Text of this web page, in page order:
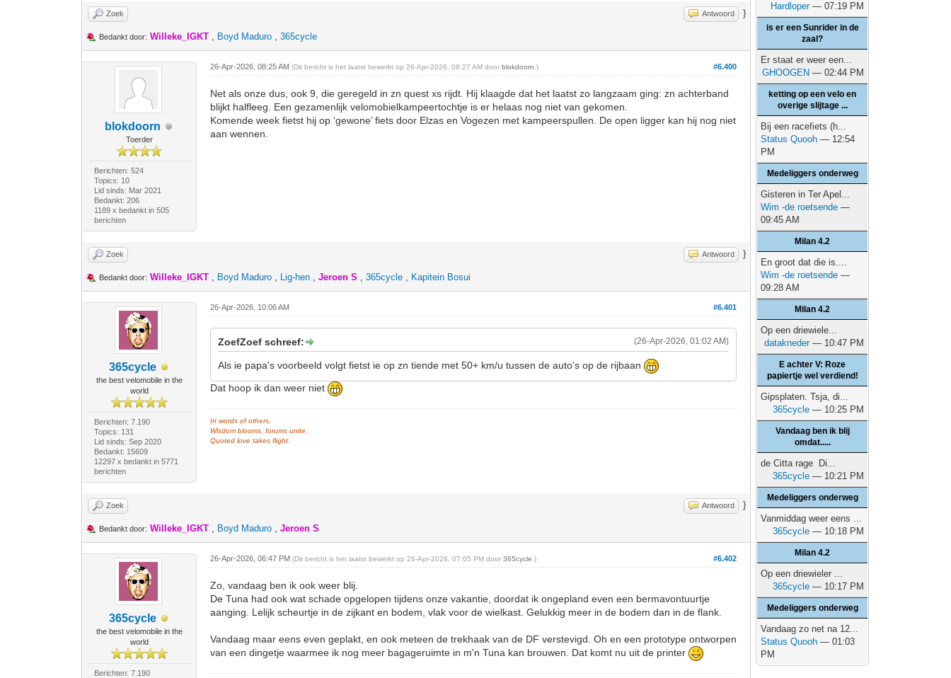
Zoek Antwoord }
Bedankt door: Willeke_IGKT , Boyd Maduro ,365cycle
blokdoorn
Toerder
Berichten: 524
Topics: 10
Lid sinds: Mar 2021
Bedankt: 206
1189 x bedankt in 505
berichten
#6.400
26-Apr-2026, 08:25 AM(Dit bericht is het laatst bewerkt op 26-Apr-2026, 08:27 AM doorblokdoorn .)
Net als onze dus, ook 9, die geregeld in zn quest xs rijdt. Hij klaagde dat het laatst zo langzaam ging: zn achterband
blijkt halfleeg. Een gezamenlijk velomobielkampeertochtje is er helaas nog niet van gekomen.
Komende week fietst hij op ‘gewone’ fiets door Elzas en Vogezen met kampeerspullen. De open ligger kan hij nog niet
aan wennen.
Zoek Antwoord }
Bedankt door: Willeke_IGKT , Boyd Maduro , Lig-hen ,Jeroen S ,365cycle , Kapitein Bosui
365cycle
the best velomobile in the
world
Berichten: 7.190
Topics: 131
Lid sinds: Sep 2020
Bedankt: 15609
12297 x bedankt in 5771
berichten
#6.401
26-Apr-2026, 10:06 AM
(26-Apr-2026, 01:02 AM)
ZoefZoef schreef:
Als ie papa's voorbeeld volgt fietst ie op zn tiende met 50+ km/u tussen de auto's op de rijbaan
Dat hoop ik dan weer niet
In words of others,
Wisdom blooms, forums unite,
Quoted love takes flight.
Zoek Antwoord }
Bedankt door: Willeke_IGKT , Boyd Maduro ,Jeroen S
365cycle
the best velomobile in the
world
Berichten: 7.190
#6.402
26-Apr-2026, 06:47 PM(Dit bericht is het laatst bewerkt op 26-Apr-2026, 07:05 PM door365cycle .)
Zo, vandaag ben ik ook weer blij.
De Tuna had ook wat schade opgelopen tijdens onze vakantie, doordat ik ongepland even een bermavontuurtje
aanging. Lelijk scheurtje in de zijkant en bodem, vlak voor de wielkast. Gelukkig meer in de bodem dan in de flank.
Vandaag maar eens even geplakt, en ook meteen de trekhaak van de DF verstevigd. Oh en een prototype ontworpen
van een dingetje waarmee ik nog meer bagageruimte in m'n Tuna kan brouwen. Dat komt nu uit de printer
Hardloper— 07:19 PM
is er een Sunrider in de
zaal?
Er staat er weer een...
GHOOGEN — 02:44 PM
ketting op een velo en
overige slijtage ...
Bij een racefiets (h...
Status Quooh — 12:54
PM
Medeliggers onderweg
Gisteren in Ter Apel...
Wim -de roetsende —
09:45 AM
Milan 4.2
En groot dat die is....
Wim -de roetsende —
09:28 AM
Milan 4.2
Op een driewiele...
datakneder— 10:47 PM
E achter V: Roze
papiertje wel verdiend!
Gipsplaten. Tsja, di...
365cycle — 10:25 PM
Vandaag ben ik blij
omdat.....
de Citta rage Di...
365cycle — 10:21 PM
Medeliggers onderweg
Vanmiddag weer eens ...
365cycle — 10:18 PM
Milan 4.2
Op een driewieler ...
365cycle — 10:17 PM
Medeliggers onderweg
Vandaag zo net na 12...
Status Quooh — 01:03
PM